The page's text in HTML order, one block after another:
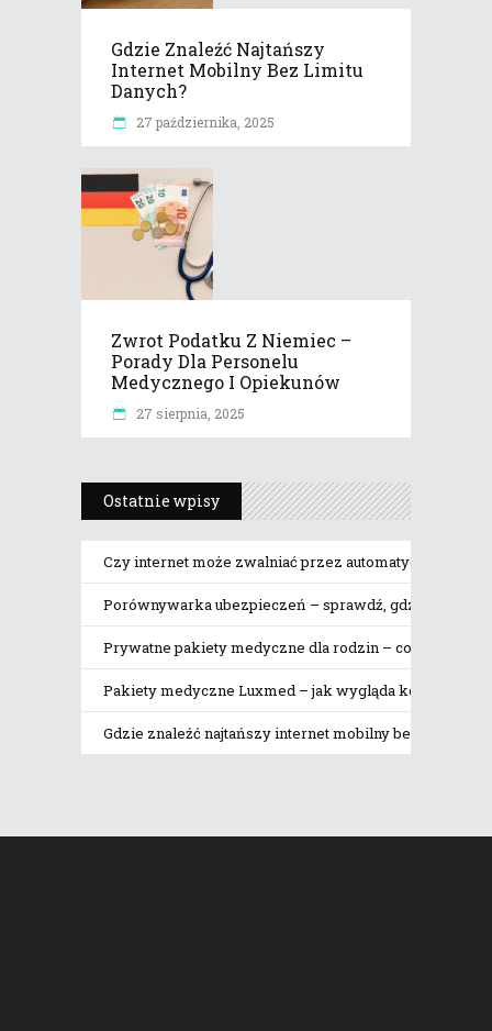
Gdzie Znaleźć Najtańszy
Internet Mobilny Bez Limitu
Danych?
27 października, 2025
Zwrot Podatku Z Niemiec –
Porady Dla Personelu
Medycznego I Opiekunów
27 sierpnia, 2025
Ostatnie wpisy
Czy internet może zwalniać przez automatyczne
Porównywarka ubezpieczeń – sprawdź, gdzie
Prywatne pakiety medyczne dla rodzin – co obejmują
Pakiety medyczne Luxmed – jak wygląda korzystanie
Gdzie znaleźć najtańszy internet mobilny bez limitu